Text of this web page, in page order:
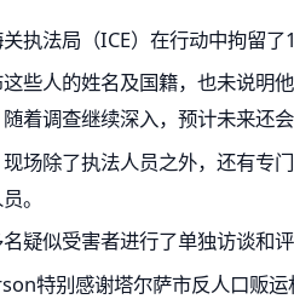
执法局（ICE）在行动中拘留了
些人的姓名及国籍，也未说明
着调查继续深入，预计未来还
场除了执法人员之外，还有专
。
疑似受害者进行了单独访谈和
特别感谢塔尔萨市反人口贩运